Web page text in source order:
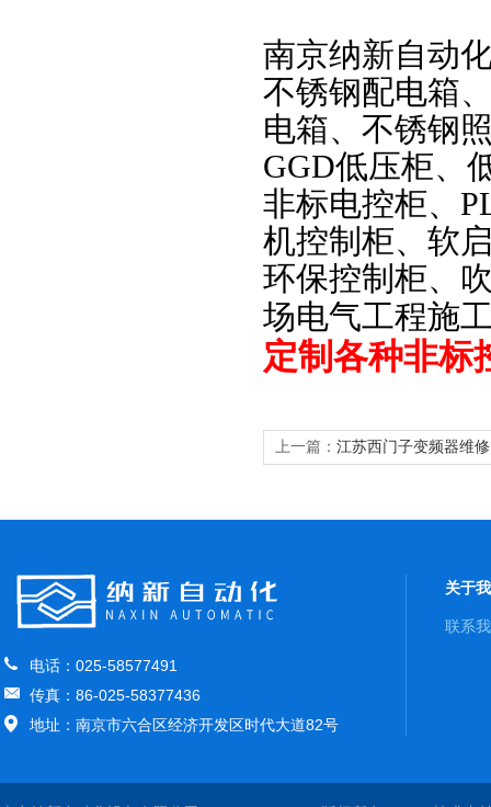
南京纳新自动
不锈钢配电箱
电箱、不锈钢
GGD低压柜、
非标电控柜、
机控制柜、软
环保控制柜、
场电气工程施
定制各种非标
上一篇： 江苏西门子变频器维修
电话：025-58577491
传真：86-025-58377436
地址：南京市六合区经济开发区时代大道82号
关于
联系